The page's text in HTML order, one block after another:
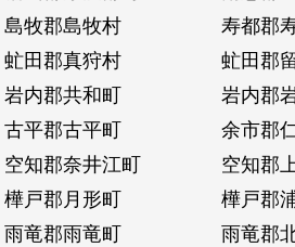
島牧郡島牧村 寿都郡
虻田郡真狩村 虻田郡
岩内郡共和町 岩内郡
古平郡古平町 余市郡
空知郡奈井江町 空知郡
樺戸郡月形町 樺戸郡
雨竜郡雨竜町 雨竜郡